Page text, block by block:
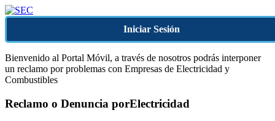
Iniciar Sesión
Bienvenido al Portal Móvil, a través de nosotros podrás interponer
un reclamo por problemas con Empresas de Electricidad y
Combustibles
Reclamo o Denuncia porElectricidad